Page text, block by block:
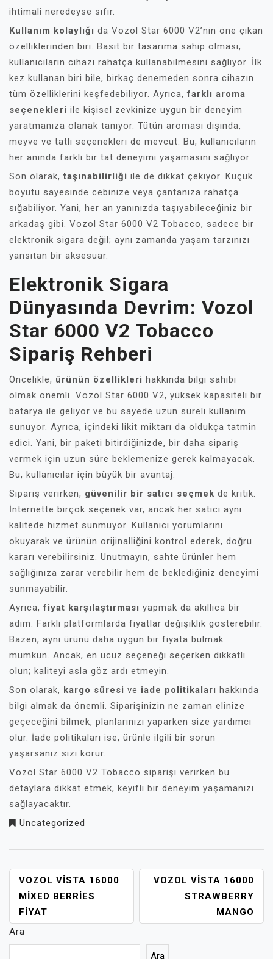
ihtimali neredeyse sıfır.
Kullanım kolaylığı da Vozol Star 6000 V2’nin öne çıkan
özelliklerinden biri. Basit bir tasarıma sahip olması,
kullanıcıların cihazı rahatça kullanabilmesini sağlıyor. İlk
kez kullanan biri bile, birkaç denemeden sonra cihazın
tüm özelliklerini keşfedebiliyor. Ayrıca,farklı aroma
seçenekleri ile kişisel zevkinize uygun bir deneyim
yaratmanıza olanak tanıyor. Tütün aroması dışında,
meyve ve tatlı seçenekleri de mevcut. Bu, kullanıcıların
her anında farklı bir tat deneyimi yaşamasını sağlıyor.
Son olarak,taşınabilirliği ile de dikkat çekiyor. Küçük
boyutu sayesinde cebinize veya çantanıza rahatça
sığabiliyor. Yani, her an yanınızda taşıyabileceğiniz bir
arkadaş gibi. Vozol Star 6000 V2 Tobacco, sadece bir
elektronik sigara değil; aynı zamanda yaşam tarzınızı
yansıtan bir aksesuar.
Elektronik Sigara
Dünyasında Devrim: Vozol
Star 6000 V2 Tobacco
Sipariş Rehberi
Öncelikle, ürünün özellikleri hakkında bilgi sahibi
olmak önemli. Vozol Star 6000 V2, yüksek kapasiteli bir
batarya ile geliyor ve bu sayede uzun süreli kullanım
sunuyor. Ayrıca, içindeki likit miktarı da oldukça tatmin
edici. Yani, bir paketi bitirdiğinizde, bir daha sipariş
vermek için uzun süre beklemenize gerek kalmayacak.
Bu, kullanıcılar için büyük bir avantaj.
Sipariş verirken, güvenilir bir satıcı seçmek de kritik.
İnternette birçok seçenek var, ancak her satıcı aynı
kalitede hizmet sunmuyor. Kullanıcı yorumlarını
okuyarak ve ürünün orijinalliğini kontrol ederek, doğru
kararı verebilirsiniz. Unutmayın, sahte ürünler hem
sağlığınıza zarar verebilir hem de beklediğiniz deneyimi
sunmayabilir.
Ayrıca,fiyat karşılaştırması yapmak da akıllıca bir
adım. Farklı platformlarda fiyatlar değişiklik gösterebilir.
Bazen, aynı ürünü daha uygun bir fiyata bulmak
mümkün. Ancak, en ucuz seçeneği seçerken dikkatli
olun; kaliteyi asla göz ardı etmeyin.
Son olarak, kargo süresi ve iade politikaları hakkında
bilgi almak da önemli. Siparişinizin ne zaman elinize
geçeceğini bilmek, planlarınızı yaparken size yardımcı
olur. İade politikaları ise, ürünle ilgili bir sorun
yaşarsanız sizi korur.
Vozol Star 6000 V2 Tobacco siparişi verirken bu
detaylara dikkat etmek, keyifli bir deneyim yaşamanızı
sağlayacaktır.
Uncategorized
YAZI
GEZINMESI
VOZOL VISTA 16000
MIXED BERRIES
FIYAT
VOZOL VISTA 16000
STRAWBERRY
MANGO
Ara
Ara